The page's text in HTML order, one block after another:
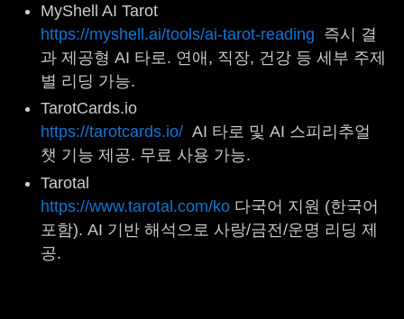
MyShell AI Tarot
https://myshell.ai/tools/ai-tarot-reading 즉시 결
과 제공형 AI 타로. 연애, 직장, 건강 등 세부 주제
별 리딩 가능.
TarotCards.io
https://tarotcards.io/ AI 타로 및 AI 스피리추얼
챗 기능 제공. 무료 사용 가능.
Tarotal
https://www.tarotal.com/ko다국어 지원 (한국어
포함). AI 기반 해석으로 사랑/금전/운명 리딩 제
공.